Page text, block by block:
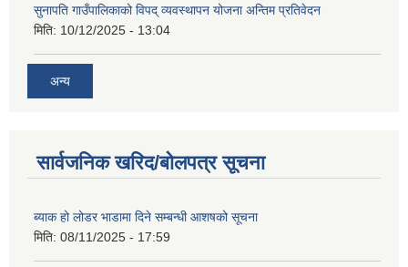
सुनापति गाउँपालिकाको विपद् व्यवस्थापन योजना अन्तिम प्रतिवेदन
मिति: 10/12/2025 - 13:04
अन्य
सार्वजनिक खरिद/बोलपत्र सूचना
ब्याक हो लोडर भाडामा दिने सम्बन्धी आशषको सूचना
मिति: 08/11/2025 - 17:59